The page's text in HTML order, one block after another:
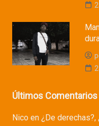
Últimos Comentarios
Nicoen ¿De